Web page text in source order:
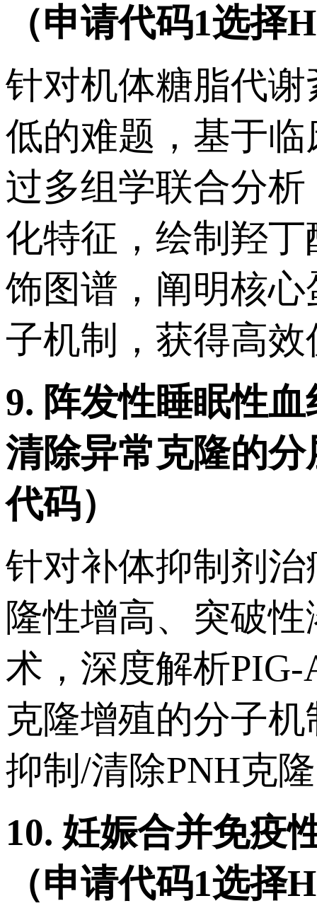
（申请代码1选择
针对机体糖脂代
低的难题，基于
过多组学联合分
化特征，绘制羟
饰图谱，阐明核
子机制，获得高
9. 阵发性睡眠性
清除异常克隆的
代码）
针对补体抑制剂
隆性增高、突破
术，深度解析
克隆增殖的分子
抑制/清除PNH克
10. 妊娠合并免疫
（申请代码1选择